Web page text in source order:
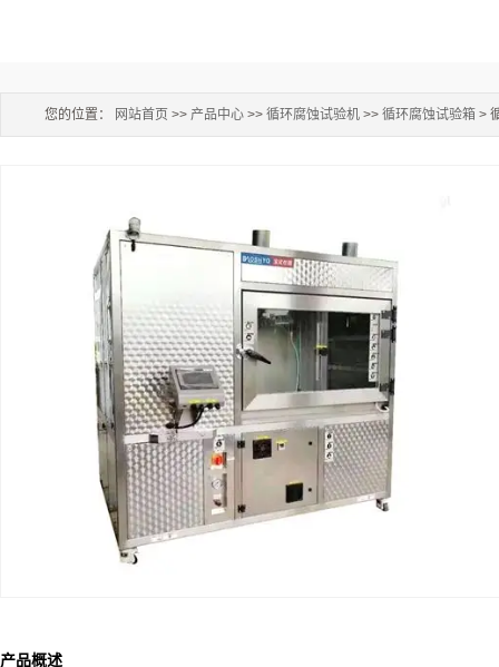
您的位置： 网站首页 >> 产品中心 >> 循环腐蚀试验机 >> 循环腐蚀试验箱 >
产品概述